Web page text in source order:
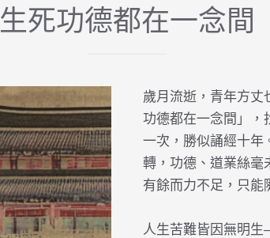
生死功德都在一念間
歲月流逝，青年方丈
功德都在一念間」，
一次，勝似誦經十
轉，功德、道業絲毫
有餘而力不足，只能
人生苦難皆因無明